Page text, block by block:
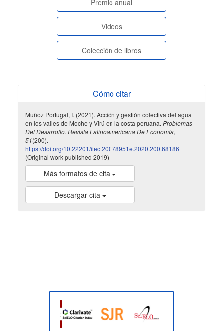
paginasespeciales
Premio anual
Videos
Colección de libros
Cómo citar
Muñoz Portugal, I. (2021). Acción y gestión colectiva del agua
en los valles de Moche y Virú en la costa peruana. Problemas
Del Desarrollo. Revista Latinoamericana De Economía,
51(200).
https://doi.org/10.22201/iiec.20078951e.2020.200.68186
(Original work published 2019)
Más formatos de cita
Descargar cita